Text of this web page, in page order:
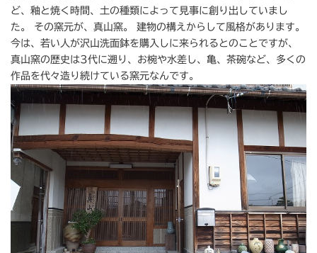
ど、釉と焼く時間、土の種類によって見事に創り出していまし
た。 その窯元が、真山窯。 建物の構えからして風格があります。
今は、若い人が沢山洗面鉢を購入しに来られるとのことですが、
真山窯の歴史は3代に遡り、お椀や水差し、亀、茶碗など、多くの
作品を代々造り続けている窯元なんです。